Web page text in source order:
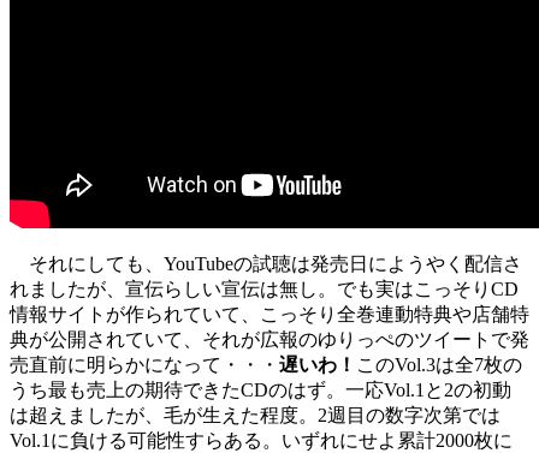
それにしても、YouTubeの試聴は発売日にようやく配信さ
れましたが、宣伝らしい宣伝は無し。でも実はこっそりCD
情報サイトが作られていて、こっそり全巻連動特典や店舗特
典が公開されていて、それが広報のゆりっぺのツイートで発
売直前に明らかになって・・・ 遅いわ！ このVol.3は全7枚の
うち最も売上の期待できたCDのはず。一応Vol.1と2の初動
は超えましたが、毛が生えた程度。2週目の数字次第では
Vol.1に負ける可能性すらある。いずれにせよ累計2000枚に